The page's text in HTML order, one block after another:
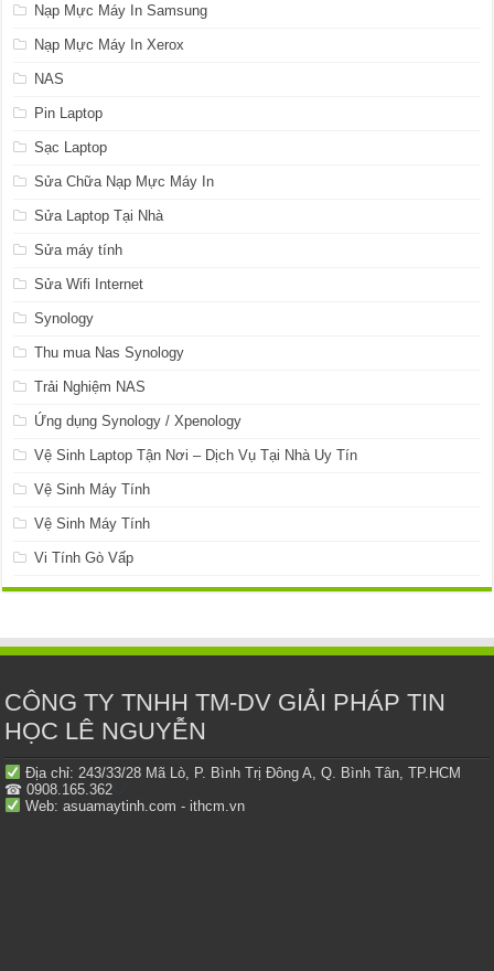
Nạp Mực Máy In Samsung
Nạp Mực Máy In Xerox
NAS
Pin Laptop
Sạc Laptop
Sửa Chữa Nạp Mực Máy In
Sửa Laptop Tại Nhà
Sửa máy tính
Sửa Wifi Internet
Synology
Thu mua Nas Synology
Trải Nghiệm NAS
Ứng dụng Synology / Xpenology
Vệ Sinh Laptop Tận Nơi – Dịch Vụ Tại Nhà Uy Tín
Vệ Sinh Máy Tính
Vệ Sinh Máy Tính
Vi Tính Gò Vấp
CÔNG TY TNHH TM-DV GIẢI PHÁP TIN
HỌC LÊ NGUYỄN
Địa chỉ: 243/33/28 Mã Lò, P. Bình Trị Đông A, Q. Bình Tân, TP.HCM
☎ 0908.165.362
Web: asuamaytinh.com - ithcm.vn